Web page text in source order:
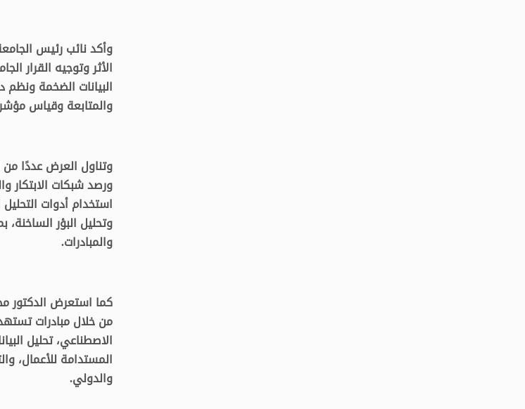
وأكد نائب رئيس
الأثر وتوجيه القرار
البيانات الضخمة
والمتابعة وقياس
وتناول العرض عددًا من
ورصد شبكات الابتكار
استخدام أدوات
وتحليل البؤر
والمبادرات.
كما استعرض الدكتور
من خلال مبادرات
الاصطناعي، تحليل
المستدامة للأعمال،
والدولي.